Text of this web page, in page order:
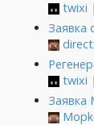
twixi
Заявка
twixi
Заявка